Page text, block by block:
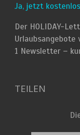
Ja, jetzt
Der HOLIDAY-
Urlaubsangebote
1 Newsletter –
TEILEN